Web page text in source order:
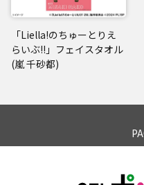
「Liella!のちゅーとりえ
らいぶ!!」フェイスタオル
(嵐 千砂都)